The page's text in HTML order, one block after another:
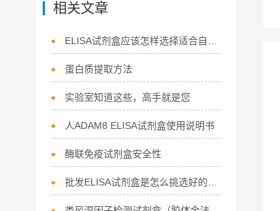
相关文章
蛋白质提取方法
实验室知道这些，高手就是您
人ADAM8 ELISA试剂盒使用说明书
酶联免疫试剂盒安全性